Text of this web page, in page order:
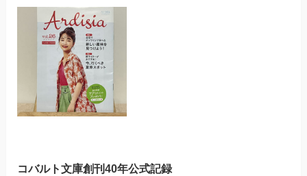
コバルト文庫創刊40年公式記録